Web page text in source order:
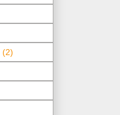
(2)